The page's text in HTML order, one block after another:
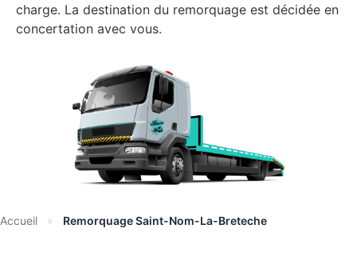
charge. La destination du remorquage est décidée en
concertation avec vous.
Accueil » Remorquage Saint-Nom-La-Breteche